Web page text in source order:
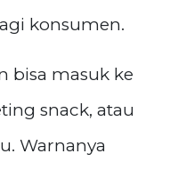
konsumen.
bisa masuk ke
snack, atau
Warnanya